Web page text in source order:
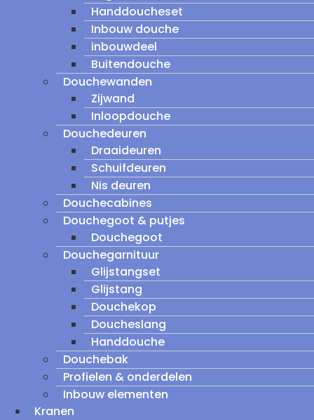
Handdoucheset
Inbouw douche
inbouwdeel
Buitendouche
Douchewanden
Zijwand
Inloopdouche
Douchedeuren
Draaideuren
Schuifdeuren
Nis deuren
Douchecabines
Douchegoot & putjes
Douchegoot
Douchegarnituur
Glijstangset
Glijstang
Douchekop
Doucheslang
Handdouche
Douchebak
Profielen & onderdelen
Inbouw elementen
Kranen